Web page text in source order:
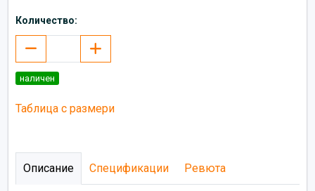
Количество:
наличен
Таблица с размери
Описание Спецификации Ревюта